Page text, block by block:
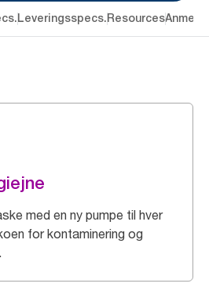
Leveringsspecs.Resources
med en ny pumpe til hver
for kontaminering og